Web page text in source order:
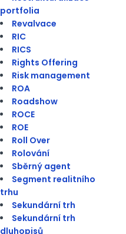
portfolia
Revalvace
RIC
RICS
Rights Offering
Risk management
ROA
Roadshow
ROCE
ROE
Roll Over
Rolování
Sběrný agent
Segment realitního
trhu
Sekundární trh
Sekundární trh
dluhopisů